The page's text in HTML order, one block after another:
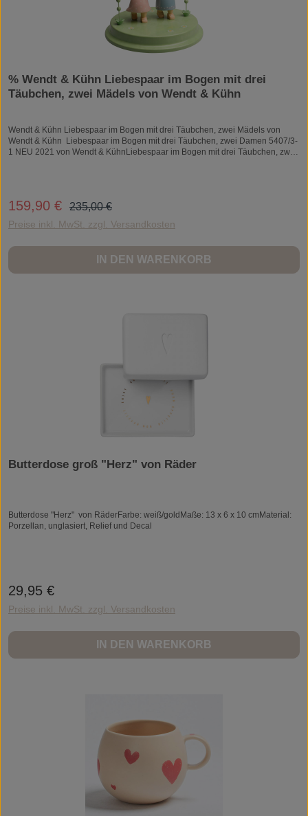
% Wendt & Kühn Liebespaar im Bogen mit drei
Täubchen, zwei Mädels von Wendt & Kühn
Wendt & Kühn Liebespaar im Bogen mit drei Täubchen, zwei Mädels von
Wendt & Kühn Liebespaar im Bogen mit drei Täubchen, zwei Damen 5407/3-
1 NEU 2021 von Wendt & KühnLiebespaar im Bogen mit drei Täubchen, zwei
lässt Herzen höher schlagen - zur Hochzeit, zur Verlobung und zu allen
und facettenreich ist wie das Leben selbst.
Verkaufspreis:
159,90 € Regulärer Preis:
235,00 €
Preise inkl. MwSt. zzgl. Versandkosten
IN DEN WARENKORB
Butterdose groß "Herz" von Räder
Butterdose "Herz" von RäderFarbe: weiß/goldMaße: 13 x 6 x 10 cmMaterial:
Porzellan, unglasiert, Relief und Decal
Regulärer Preis:
29,95 €
Preise inkl. MwSt. zzgl. Versandkosten
IN DEN WARENKORB